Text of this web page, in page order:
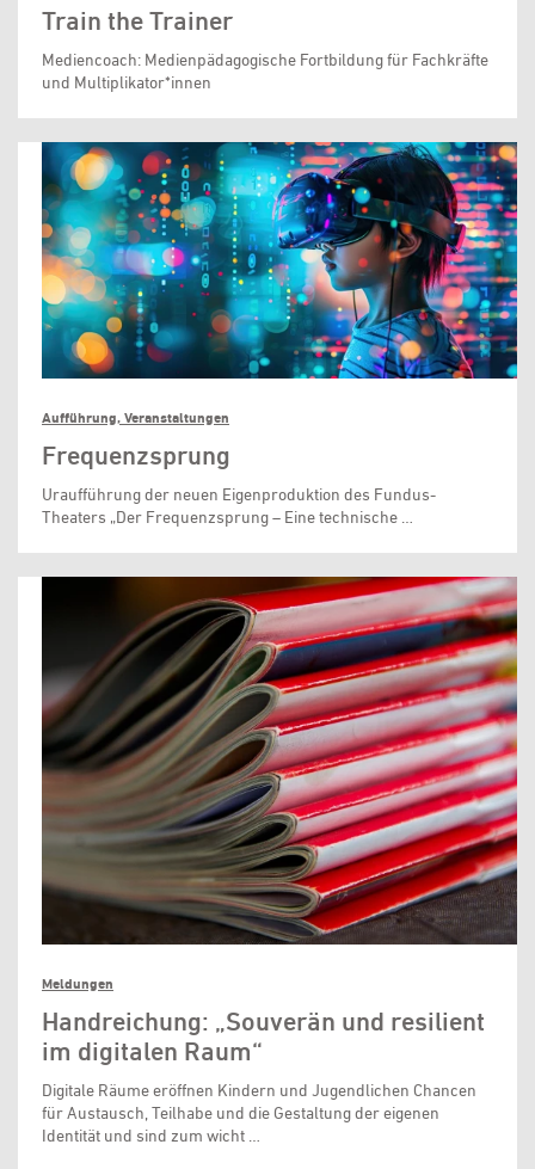
Train the Trainer
Mediencoach: Medienpädagogische Fortbildung für Fachkräfte
und Multiplikator*innen
Aufführung, Veranstaltungen
Frequenzsprung
Uraufführung der neuen Eigenproduktion des Fundus-
Theaters „Der Frequenzsprung – Eine technische …
Meldungen
Handreichung: „Souverän und resilient
im digitalen Raum“
Digitale Räume eröffnen Kindern und Jugendlichen Chancen
für Austausch, Teilhabe und die Gestaltung der eigenen
Identität und sind zum wicht …